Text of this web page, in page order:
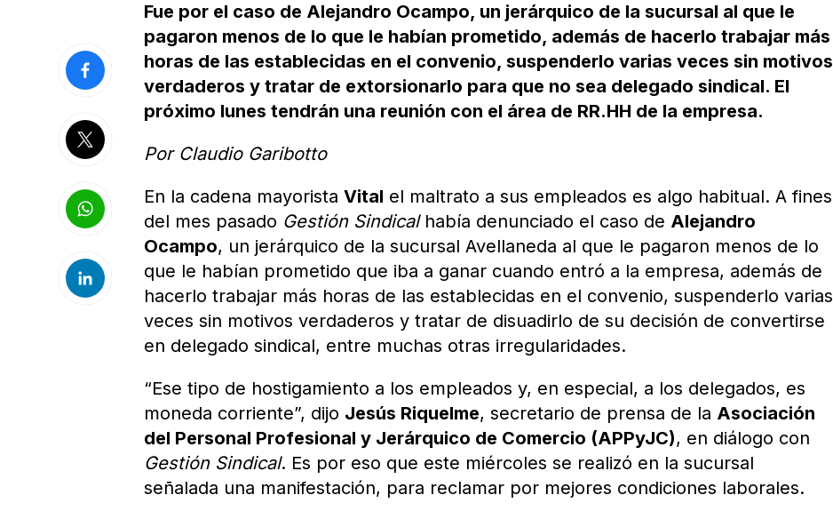
Fue por el caso de Alejandro Ocampo, un jerárquico de la sucursal al que le
pagaron menos de lo que le habían prometido, además de hacerlo trabajar más
horas de las establecidas en el convenio, suspenderlo varias veces sin motivos
verdaderos y tratar de extorsionarlo para que no sea delegado sindical. El
próximo lunes tendrán una reunión con el área de RR.HH de la empresa.
Por Claudio Garibotto
En la cadena mayoristaVital el maltrato a sus empleados es algo habitual. A fines
del mes pasado Gestión Sindicalhabía denunciado el caso de Alejandro
Ocampo, un jerárquico de la sucursal Avellaneda al que le pagaron menos de lo
que le habían prometido que iba a ganar cuando entró a la empresa, además de
hacerlo trabajar más horas de las establecidas en el convenio, suspenderlo varias
veces sin motivos verdaderos y tratar de disuadirlo de su decisión de convertirse
en delegado sindical, entre muchas otras irregularidades.
“Ese tipo de hostigamiento a los empleados y, en especial, a los delegados, es
moneda corriente”, dijo Jesús Riquelme, secretario de prensa de la Asociación
del Personal Profesional y Jerárquico de Comercio (APPyJC), en diálogo con
Gestión Sindical. Es por eso que este miércoles se realizó en la sucursal
señalada una manifestación, para reclamar por mejores condiciones laborales.